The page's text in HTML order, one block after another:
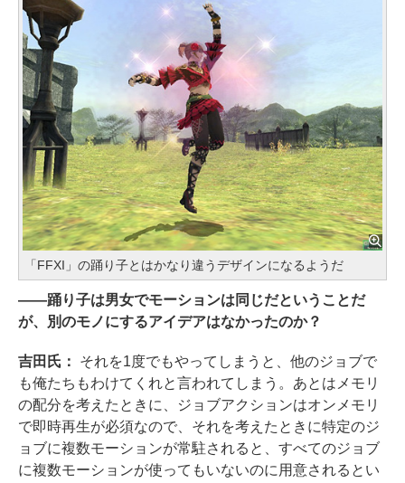
「FFXI」の踊り子とはかなり違うデザインになるようだ
――踊り子は男女でモーションは同じだということだ
が、別のモノにするアイデアはなかったのか？
吉田氏： それを1度でもやってしまうと、他のジョブで
も俺たちもわけてくれと言われてしまう。あとはメモリ
の配分を考えたときに、ジョブアクションはオンメモリ
で即時再生が必須なので、それを考えたときに特定のジ
ョブに複数モーションが常駐されると、すべてのジョブ
に複数モーションが使ってもいないのに用意されるとい